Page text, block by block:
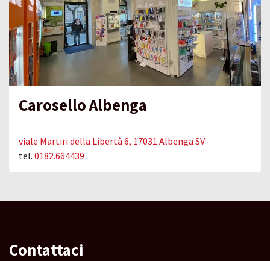
Carosello Albenga
viale Martiri della Libertà 6, 17031 Albenga SV
tel. 0182.664439
Contattaci